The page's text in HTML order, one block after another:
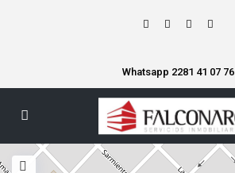
Whatsapp 2281 41 07 76